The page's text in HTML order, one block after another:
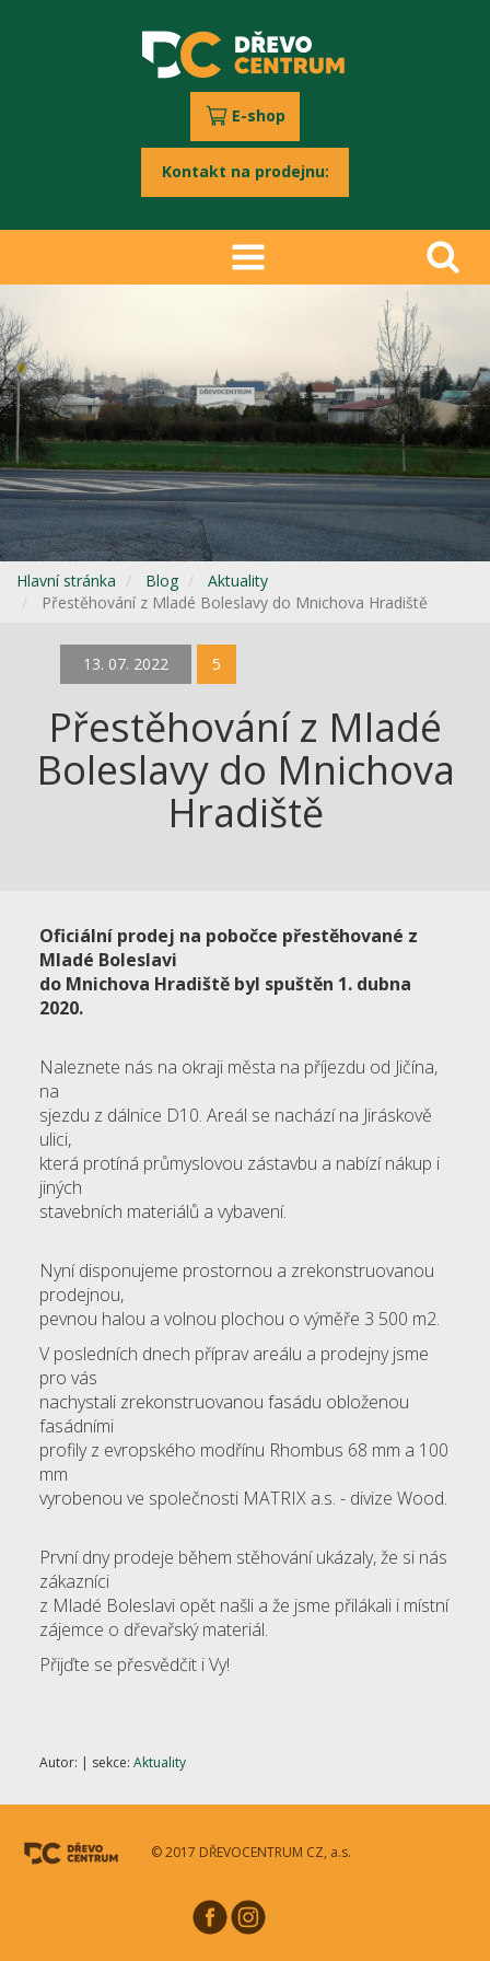
E-shop
Kontakt na prodejnu:
Hlavní stránka Blog
Aktuality
Přestěhování z Mladé Boleslavy do Mnichova Hradiště
13. 07. 2022 5
Přestěhování z Mladé
Boleslavy do Mnichova
Hradiště
Oficiální prodej na pobočce přestěhované z
Mladé Boleslavi
do Mnichova Hradiště byl spuštěn 1. dubna
2020.
Naleznete nás na okraji města na příjezdu od Jičína,
na
sjezdu z dálnice D10. Areál se nachází na Jiráskově
ulici,
která protíná průmyslovou zástavbu a nabízí nákup i
jiných
stavebních materiálů a vybavení.
Nyní disponujeme prostornou a zrekonstruovanou
prodejnou,
pevnou halou a volnou plochou o výměře 3 500 m2.
V posledních dnech příprav areálu a prodejny jsme
pro vás
nachystali zrekonstruovanou fasádu obloženou
fasádními
profily z evropského modřínu Rhombus 68 mm a 100
mm
vyrobenou ve společnosti MATRIX a.s. - divize Wood.
První dny prodeje během stěhování ukázaly, že si nás
zákazníci
z Mladé Boleslavi opět našli a že jsme přilákali i místní
zájemce o dřevařský materiál.
Přijďte se přesvědčit i Vy!
Autor: | sekce: Aktuality
© 2017 DŘEVOCENTRUM CZ, a.s.